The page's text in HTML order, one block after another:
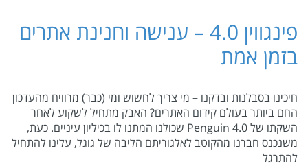
פינגווין 4.0 – ענישה וחנינת אתרים
בזמן אמת
חיכינו בסבלנות ובדקנו – מי צריך לחשוש ומי (כבר) מרוויח מהעדכון
החם ביותר בעולם קידום האתרים? האבק מתחיל לשקוע לאחר
השקתו של Penguin 4.0 שכולנו המתנו לו בכיליון עיניים. כעת,
משנכנס חברנו מהקוטב לאלגוריתם הליבה של גוגל, עלינו להתחיל
להתרגל